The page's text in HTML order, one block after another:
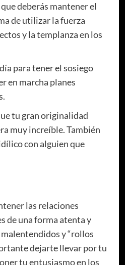
que deberás mantener el
de utilizar la fuerza
y la templanza en los
para tener el sosiego
en marcha planes
tu gran originalidad
muy increíble. También
con alguien que
las relaciones
de una forma atenta y
y “rollos
dejarte llevar por tu
tu entusiasmo en los